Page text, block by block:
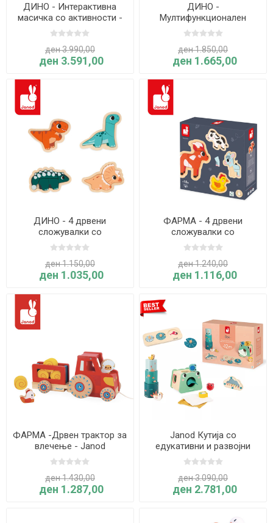
ДИНО - Интерактивна
масичка со активности -
Janod
ден 3.990,00
ден 3.591,00
ДИНО -
Мултифункционален
вулкан со активности -
Janod
ден 1.850,00
ден 1.665,00
ДИНО - 4 дрвени
сложувалки со
прогресивна тежина -
Janod
ден 1.150,00
ден 1.035,00
ФАРМА - 4 дрвени
сложувалки со
прогресивна тежина -
Janod
ден 1.240,00
ден 1.116,00
ФАРМА -Дрвен трактор за
влечење - Janod
ден 1.430,00
ден 1.287,00
Janod Кутија со
едукативни и развојни
играчки за возраст од 12
ден 3.090,00
ден 2.781,00